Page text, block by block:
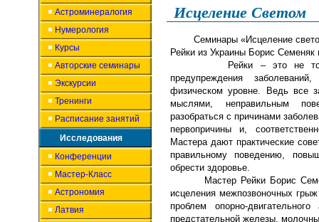
Астроминералогия
Нумерология
Курсы
Авторские семинары
Экскурсии
Тренинги
Расписание занятий
Исследования
Конференции
Мастер-Класс
Астрономия
Латвия
Исцеление Светом
Семинары «Исцеление
Рейки из Украины Борис
Рейки – это не
предупреждения
физическом уровне. Ведь все
мыслями, неправильным
разобраться с причинами
первопричины и,
Мастера дают практические
правильному поведению,
обрести здоровье.
Мастер Рейки Борис
исцеления межпозвоночных
проблем опорно-
предстательной железы,